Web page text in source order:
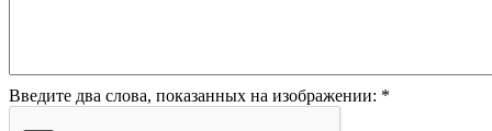
Введите два слова, показанных на изображении: *